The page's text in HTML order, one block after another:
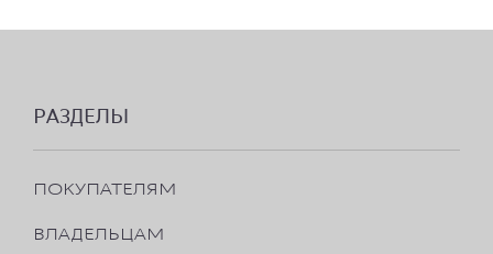
РАЗДЕЛЫ
ПОКУПАТЕЛЯМ
ВЛАДЕЛЬЦАМ